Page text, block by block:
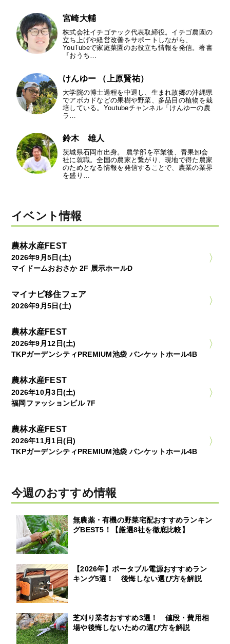
宮崎大輔
株式会社イチゴテック代表取締役。イチゴ農園の
立ち上げや経営改善をサポートしながら、
YouTubeで家庭菜園のお役立ち情報を発信。著書
『おうち…
けんゆー （上原賢祐）
大学院の博士過程を中退し、生まれ故郷の沖縄県
でアボカドなどの果樹や野菜、多品目の植物を栽
培している。Youtubeチャンネル「けんゆーの農
ラ…
鈴木 雄人
茨城県石岡市出身。 農学部を卒業後、青果卸会
社に就職。全国の農家と繋がり、現地で得た農家
のためとなる情報を発信することで、農業の業界
を盛り…
イベント情報
農林水産FEST
2026年9月5日(土)
マイドームおおさか 2F 展示ホールD
マイナビ移住フェア
2026年9月5日(土)
農林水産FEST
2026年9月12日(土)
TKPガーデンシティPREMIUM池袋 バンケットホール4B
農林水産FEST
2026年10月3日(土)
福岡ファッションビル 7F
農林水産FEST
2026年11月1日(日)
TKPガーデンシティPREMIUM池袋 バンケットホール4B
今週のおすすめ情報
無農薬・有機の野菜宅配おすすめランキン
グBEST5！【厳選8社を徹底比較】
【2026年】ポータブル電源おすすめラン
キング5選！ 後悔しない選び方を解説
芝刈り業者おすすめ3選！ 値段・費用相
場や後悔しないための選び方を解説